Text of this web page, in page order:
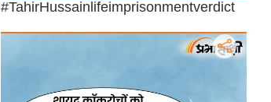
#TahirHussainlifeimprisonmentverdict